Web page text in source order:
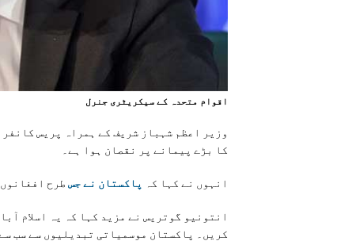
اقوام متحدہ کے سیکریٹری جنرل
وزیر اعظم شہباز شریف کے ہمراہ پریس
کا بڑے پیمانے پر نقصان ہوا ہے۔
انہوں نے کہا کہ پاکستان نے جس طرح
انتونیو گوتریس نے مزید کہا کہ یہ اسلام
کریں۔ پاکستان موسمیاتی تبدیلیوں سے سب